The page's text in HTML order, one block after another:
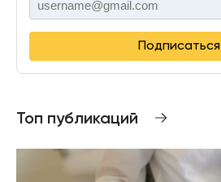
Подписаться
Топ публикаций